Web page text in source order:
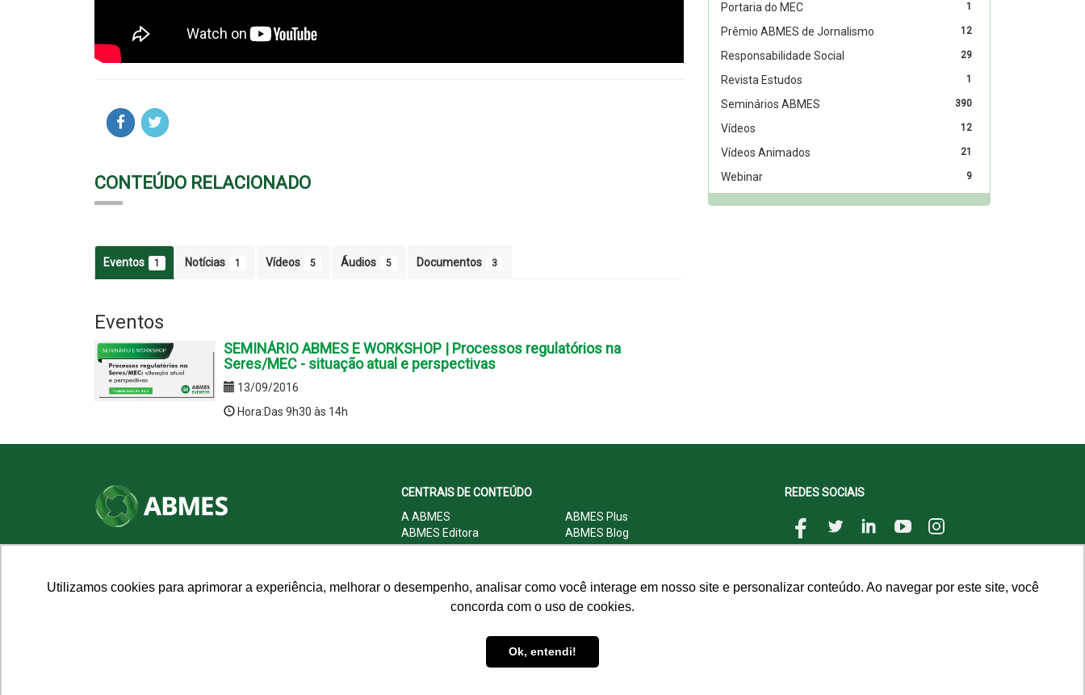
Utilizamos cookies para aprimorar a experiência, melhorar o desempenho, analisar como você interage em nosso site e personalizar conteúdo. Ao navegar por este site, você
concorda com o uso de cookies.
Ok, entendi!
CONTEÚDO RELACIONADO
Eventos 1 Notícias 1 Vídeos 5 Áudios 5 Documentos 3
Eventos
SEMINÁRIO ABMES E WORKSHOP | Processos regulatórios na
Seres/MEC - situação atual e perspectivas
13/09/2016
Hora:Das 9h30 às 14h
1
Portaria do MEC
12
Prêmio ABMES de Jornalismo
29
Responsabilidade Social
1
Revista Estudos
390
Seminários ABMES
12
Vídeos
21
Vídeos Animados
9
Webinar
CEP: 70.701-060 - Asa Norte, Brasília/DF
CENTRAIS DE CONTEÚDO
A ABMES
ABMES Plus
ABMES Editora
ABMES Blog
ABMES LInC
Legislação
Central do Associado ABMES
Contato
REDES SOCIAIS
© 2009 - 2026 ABMES. Todos os direitos reservados.